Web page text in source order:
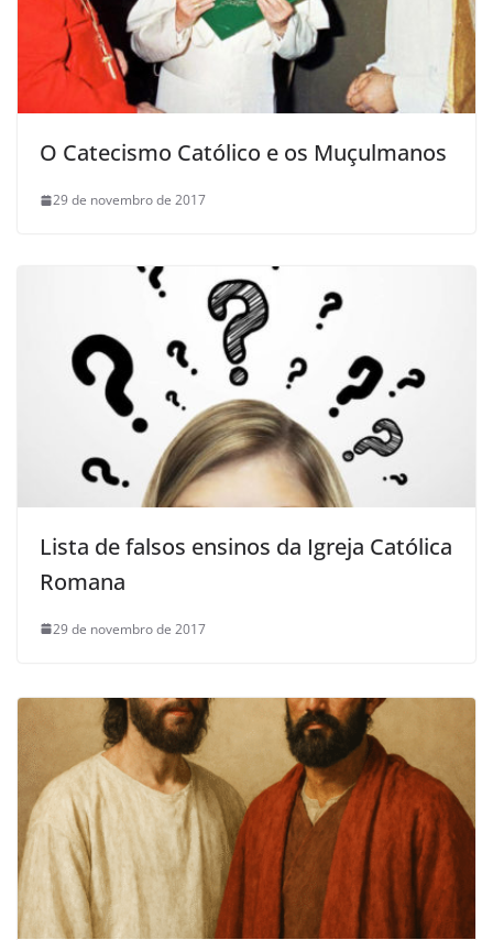
O Catecismo Católico e os Muçulmanos
29 de novembro de 2017
Lista de falsos ensinos da Igreja Católica
Romana
29 de novembro de 2017